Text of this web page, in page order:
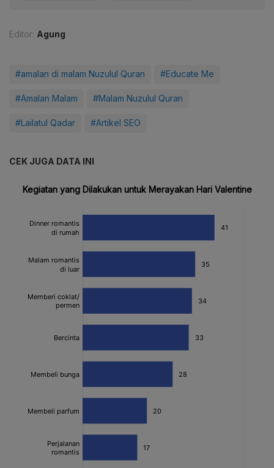
Editor: Agung
#amalan di malam Nuzulul Quran #Educate Me
#Amalan Malam #Malam Nuzulul Quran
#Lailatul Qadar #Artikel SEO
CEK JUGA DATA INI